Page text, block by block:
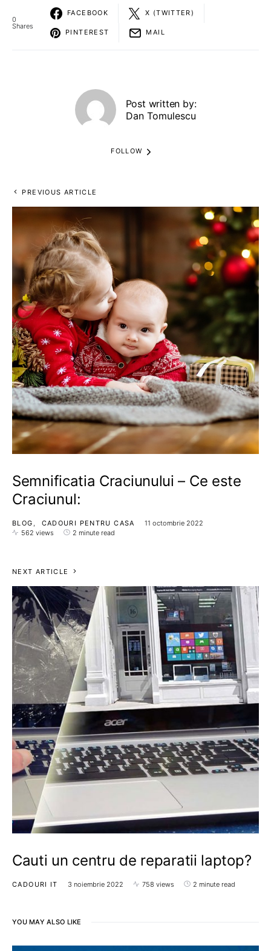
0
Shares
FACEBOOK X (TWITTER)
PINTEREST MAIL
Post written by:
Dan Tomulescu
FOLLOW
PREVIOUS ARTICLE
Semnificatia Craciunului – Ce este
Craciunul:
BLOG CADOURI PENTRU CASA
11 octombrie 2022
562 views
2 minute read
NEXT ARTICLE
Cauti un centru de reparatii laptop?
CADOURI IT 3 noiembrie 2022 758 views 2 minute read
YOU MAY ALSO LIKE